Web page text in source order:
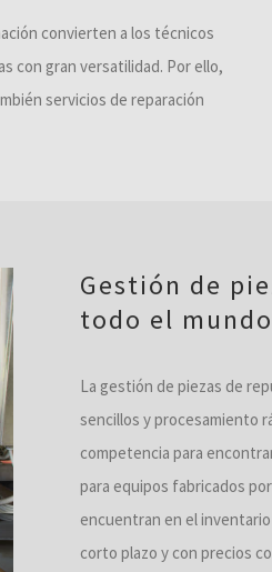
convierten a los técnicos
con gran versatilidad. Por ello,
servicios de reparación
Gestión de
todo el mundo
La gestión de piezas de
sencillos y procesamiento
competencia para
para equipos fabricados
encuentran en el
corto plazo y con precios